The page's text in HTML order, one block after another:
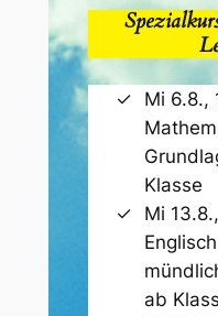
Mi 6.8.,
Klasse
Mi
ab